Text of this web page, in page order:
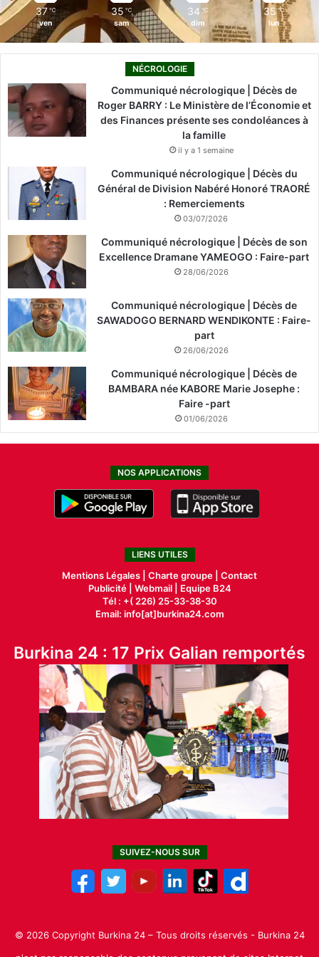
37 ℃
ven
35 ℃
sam
34 ℃
dim
35 ℃
lun
NÉCROLOGIE
Communiqué nécrologique | Décès de
Roger BARRY : Le Ministère de l’Économie et
des Finances présente ses condoléances à
la famille
il y a 1 semaine
Communiqué nécrologique | Décès du
Général de Division Nabéré Honoré TRAORÉ
: Remerciements
03/07/2026
Communiqué nécrologique | Décès de son
Excellence Dramane YAMEOGO : Faire-part
28/06/2026
Communiqué nécrologique | Décès de
SAWADOGO BERNARD WENDIKONTE : Faire-
part
26/06/2026
Communiqué nécrologique | Décès de
BAMBARA née KABORE Marie Josephe :
Faire -part
01/06/2026
NOS APPLICATIONS
LIENS UTILES
Mentions Légales | Charte groupe | Contact
Publicité| Webmail |
Equipe B24
Tél : +( 226) 25-33-38-30
Email: info[at]burkina24.com
Burkina 24 : 17 Prix Galian remportés
SUIVEZ-NOUS SUR
© 2026 Copyright Burkina 24 – Tous droits réservés - Burkina 24